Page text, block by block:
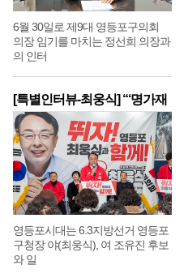
6월 30일로 제9대 영등포구의회
의장 임기를 마치는 정선희 의장과
의 인터
[특별인터뷰-최웅식] “‘명가재
영등포시대는 6.3지방선거 영등포
구청장 야(최웅식), 여 조유진 후보
와 일